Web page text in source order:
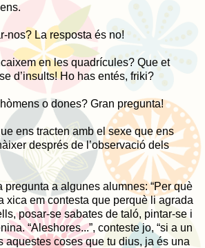
nos? La resposta és no!
en les quadrícules? Que et
d’insults! Ho has entés, friki?
o dones? Gran pregunta!
ens tracten amb el sexe que ens
després de l’observació dels
pregunta a algunes alumnes: “Per què
xica em contesta que perquè li agrada
posar-se sabates de taló, pintar-se i
“Aleshores...”, conteste jo, “si a un
aquestes coses que tu dius, ja és una